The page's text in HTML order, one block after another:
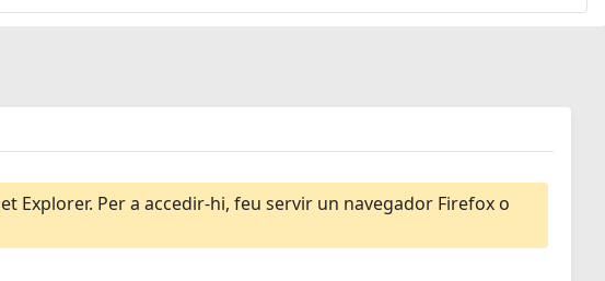
Explorer. Per a accedir-hi, feu servir un navegador Firefox o